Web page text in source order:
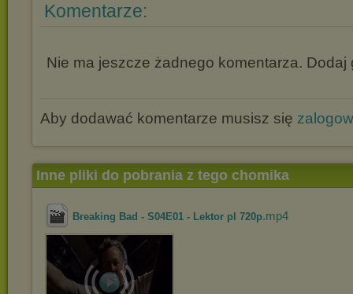
Komentarze:
Nie ma jeszcze żadnego komentarza. Dodaj
Aby dodawać komentarze musisz się
Inne pliki do pobrania z tego chomika
Breaking Bad - S04E01 - Lektor pl 720p.mp4